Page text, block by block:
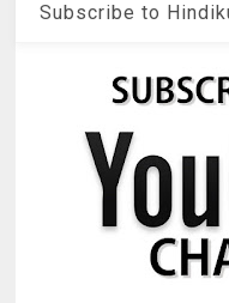
Subscribe to